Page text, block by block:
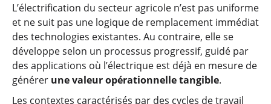
L’électrification du secteur agricole n’est pas uniforme
et ne suit pas une logique de remplacement immédiat
des technologies existantes. Au contraire, elle se
développe selon un processus progressif, guidé par
des applications où l’électrique est déjà en mesure de
générer une valeur opérationnelle tangible.
Les contextes caractérisés par des cycles de travail